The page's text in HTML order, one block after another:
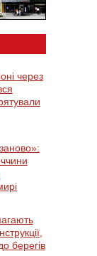
через
берегів